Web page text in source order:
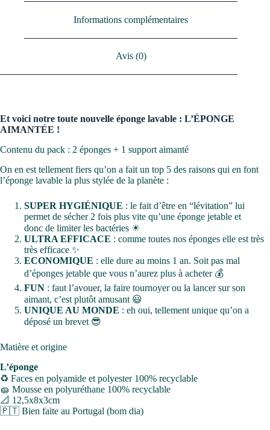
Informations complémentaires
Avis (0)
Et voici notre toute nouvelle éponge lavable : L’ÉPONGE
AIMANTÉE !
Contenu du pack : 2 éponges + 1 support aimanté
On en est tellement fiers qu’on a fait un top 5 des raisons qui en font
l’éponge lavable la plus stylée de la planète :
SUPER HYGIÉNIQUE : le fait d’être en “lévitation” lui
permet de sécher 2 fois plus vite qu’une éponge jetable et
donc de limiter les bactéries ☀
ULTRA EFFICACE : comme toutes nos éponges elle est très
très efficace ✨
ECONOMIQUE : elle dure au moins 1 an. Soit pas mal
d’éponges jetable que vous n’aurez plus à acheter 💰
FUN : faut l’avouer, la faire tournoyer ou la lancer sur son
aimant, c’est plutôt amusant 😃
UNIQUE AU MONDE : eh oui, tellement unique qu’on a
déposé un brevet 😎
Matière et origine
L’éponge
♻️ Faces en polyamide et polyester 100% recyclable
🧽 Mousse en polyuréthane 100% recyclable
📐 12,5x8x3cm
🇵🇹 Bien faite au Portugal (bom dia)